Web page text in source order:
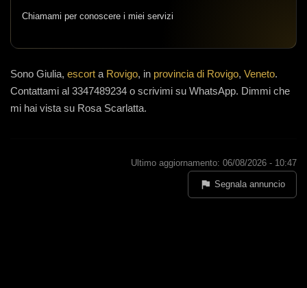
Chiamami per conoscere i miei servizi
Sono Giulia, escort a Rovigo, in provincia di Rovigo, Veneto.
Contattami al 3347489234 o scrivimi su WhatsApp. Dimmi che
mi hai vista su Rosa Scarlatta.
Ultimo aggiornamento: 06/08/2026 - 10:47
Segnala annuncio